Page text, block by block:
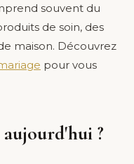
souvent du
de soin, des
maison. Découvrez
pour vous
?